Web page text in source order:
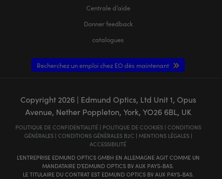
Centrale d’aide
Donner feedback
catalogues
Recherchez un emploi chez EO dès maintenant
Copyright 2026| Edmund Optics, Ltd Unit 1, Opus
Avenue, Nether Poppleton, York, YO26 6BL, UK
POLITIQUE DE CONFIDENTIALITÉ| POLITIQUE DE COOKIES| CONDITIONS
GÉNÈRALES| CONDITIONS GÉNÈRALES B2C | MENTIONS LÉGALES|
ACCESSIBILITÉ
L'ENTREPRISE EDMUND OPTICS GMBH EN ALLEMAGNE AGIT COMME UN
MANDATAIRE D'EDMUND OPTICS BV AUX PAYS-BAS.
LE TITULAIRE DU CONTRAT EST EDMUND OPTICS BV AUX PAYS-BAS.